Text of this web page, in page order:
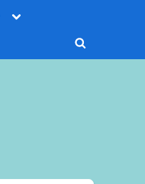
menu
Toggle
Toggle